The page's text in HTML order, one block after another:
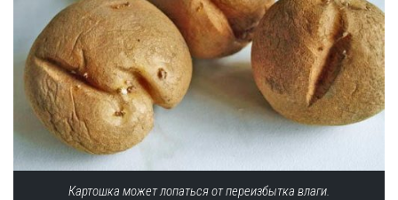
Картошка может лопаться от переизбытка влаги.